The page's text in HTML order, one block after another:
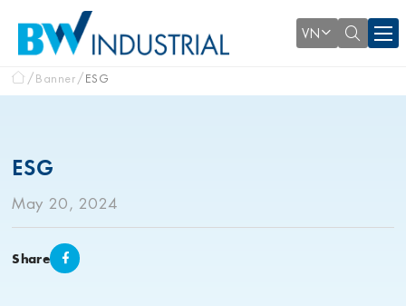
VN
Banner ESG
ESG
May 20, 2024
Share